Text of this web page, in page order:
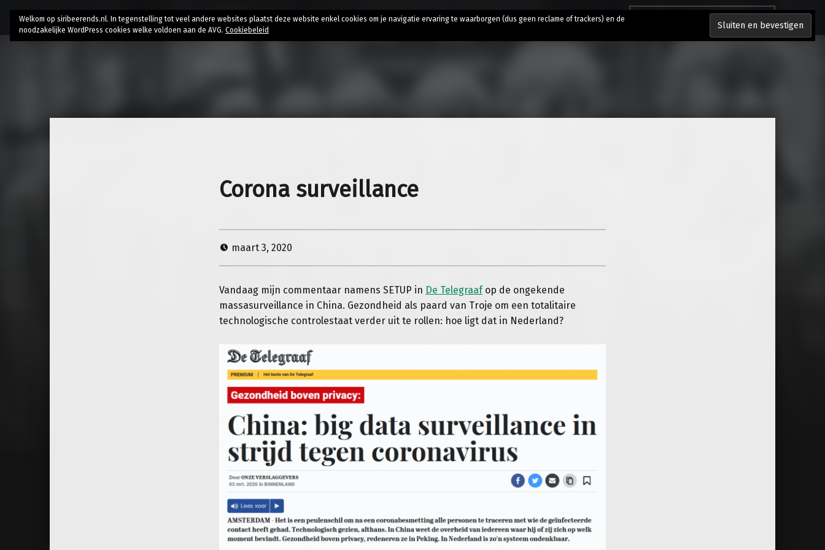
Zoeken naar:
Home
Bio Research AI // Authenticity Contact
Corona surveillance
maart 3, 2020
Vandaag mijn commentaar namens SETUP in De Telegraaf op de ongekende
massasurveillance in China. Gezondheid als paard van Troje om een totalitaire
technologische controlestaat verder uit te rollen: hoe ligt dat in Nederland?
Welkom op siribeerends.nl. In tegenstelling tot veel andere websites plaatst deze website enkel cookies om je navigatie ervaring te waarborgen (dus geen reclame of trackers) en de
noodzakelijke WordPress cookies welke voldoen aan de AVG. Cookiebeleid